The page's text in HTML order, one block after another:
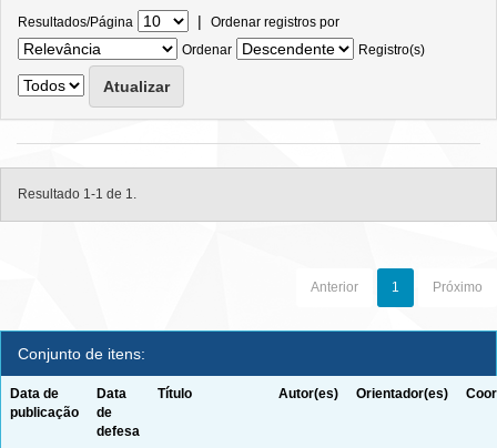
Resultados/Página | Ordenar registros por
Ordenar
Registro(s)
Resultado 1-1 de 1.
Anterior 1 Próximo
Conjunto de itens:
Data de
publicação
Data
de
defesa
Título Autor(es) Orientador(es)